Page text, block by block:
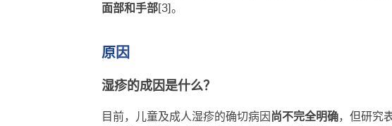
面部和手部[3]。
原因
湿疹的成因是什么？
目前，儿童及成人湿疹的确切病因 尚不完全明确，但研究